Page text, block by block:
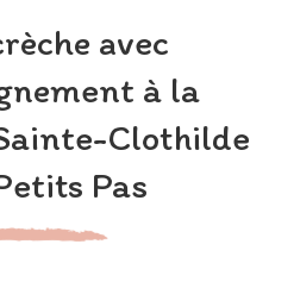
avec
à la
Clothilde
Pas